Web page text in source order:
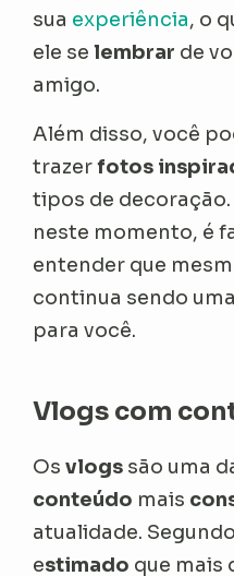
sua experiência, o
ele se lembrar de
amigo.
Além disso, você
trazerfotos
tipos de
neste momento, é
entender que
continua sendo uma
para você.
Vlogs com
Os vlogs são uma
conteúdo mais
atualidade.
estimado que mais